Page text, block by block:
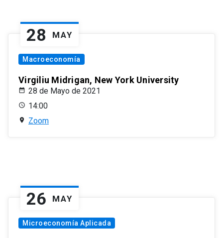
28 MAY
Macroeconomía
Virgiliu Midrigan, New York University
28 de Mayo de 2021
14:00
Zoom
26 MAY
Microeconomía Aplicada